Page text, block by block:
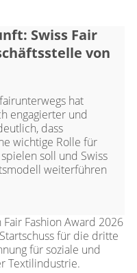
Swiss Fair
von
hat
engagierter und
dass
wichtige Rolle für
soll und Swiss
weiterführen